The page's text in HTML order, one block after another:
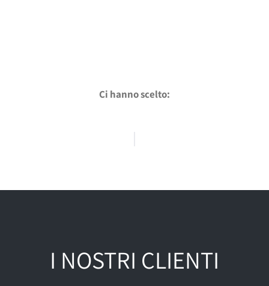
Ci hanno scelto:
I NOSTRI CLIENTI